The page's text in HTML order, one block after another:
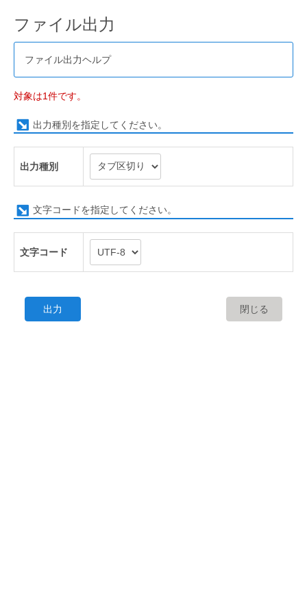
ファイル出力
ファイル出力ヘルプ
対象は1件です。
出力種別を指定してください。
出力種別
文字コードを指定してください。
文字コード